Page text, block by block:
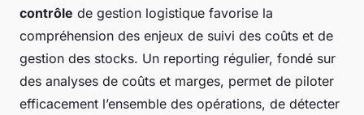
contrôle de gestion logistique favorise la
compréhension des enjeux de suivi des coûts et de
gestion des stocks. Un reporting régulier, fondé sur
des analyses de coûts et marges, permet de piloter
efficacement l’ensemble des opérations, de détecter